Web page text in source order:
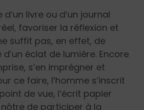
livre ou d’un journal
favoriser la réflexion et
suffit pas, en effet, de
éclat de lumière. Encore
s’en imprégner et
ce faire, l’homme s’inscrit
de vue, l’écrit papier
de participer à la